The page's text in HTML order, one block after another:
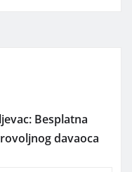
Besplatna
davaoca